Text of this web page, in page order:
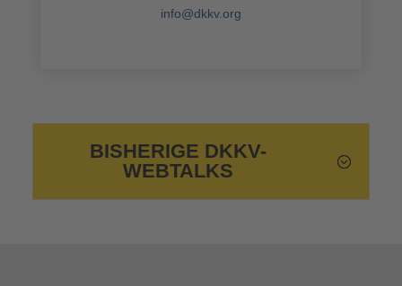
info@dkkv.org
BISHERIGE DKKV-
WEBTALKS